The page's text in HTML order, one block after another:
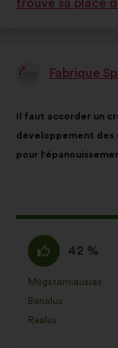
trouve sa place
Pasiūlymas:Fabrique
turinys:
Il faut accorder un
développement des
pour
pasiskirstė
taip:
Pritariu
:
42 %
Mėgstamiausias
:kartų
Banalus
:kartų
Realus
:kartų